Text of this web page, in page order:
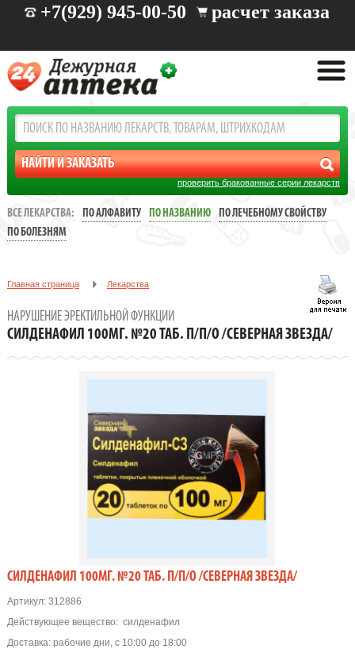
+7(929) 945-00-50 расчет заказа
проверить бракованные серии лекарств
ВСЕ ЛЕКАРСТВА: ПО АЛФАВИТУ ПО НАЗВАНИЮ
ПО ЛЕЧЕБНОМУ СВОЙСТВУ
ПО БОЛЕЗНЯМ
Главная страница Лекарства
СИЛДЕНАФИЛ 100МГ. №20 ТАБ. П/П/О /СЕВЕРНАЯ ЗВЕЗДА/
НАРУШЕНИЕ ЭРЕКТИЛЬНОЙ ФУНКЦИИ
СИЛДЕНАФИЛ 100МГ. №20 ТАБ. П/П/О /СЕВЕРНАЯ ЗВЕЗДА/
СИЛДЕНАФИЛ 100МГ. №20 ТАБ. П/П/О /СЕВЕРНАЯ ЗВЕЗДА/
Артикул:312886
Действующее вещество: силденафил
Доставка: рабочие дни, с 10:00 до 18:00